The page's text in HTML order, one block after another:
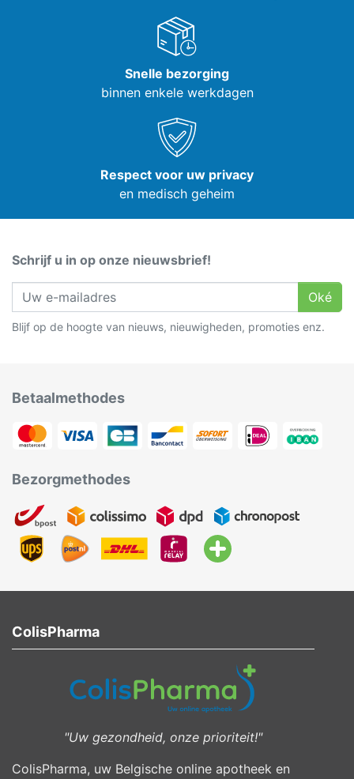
Snelle bezorging
binnen enkele werkdagen
Respect voor uw privacy
en medisch geheim
Schrijf u in op onze nieuwsbrief!
Oké
Blijf op de hoogte van nieuws, nieuwigheden, promoties enz.
Betaalmethodes
Bezorgmethodes
ColisPharma
"Uw gezondheid, onze prioriteit!"
ColisPharma, uw Belgische online apotheek en